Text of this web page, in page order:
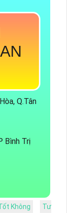
Q.Tân
Bình Trị
Không
Tư